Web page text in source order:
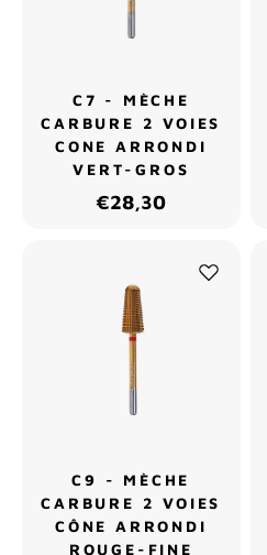
C7 - MÈCHE
CARBURE 2 VOIES
CONE ARRONDI
VERT-GROS
€28,30
C9 - MÈCHE
CARBURE 2 VOIES
CÔNE ARRONDI
ROUGE-FINE